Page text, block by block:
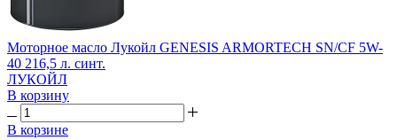
Моторное масло Лукойл GENESIS ARMORTECH SN/CF 5W-
40 216,5 л. синт.
ЛУКОЙЛ
В корзину
В корзине